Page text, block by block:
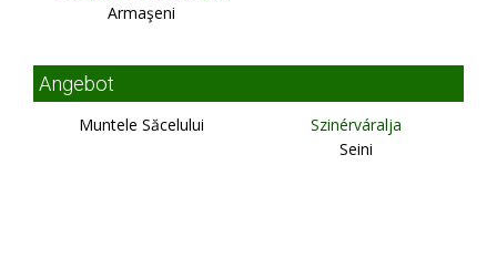
Armaşeni
Angebot
Muntele Săcelului
Szinérváralja
Seini